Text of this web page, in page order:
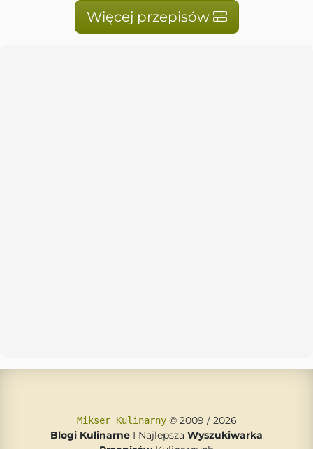
Więcej przepisów
Mikser Kulinarny© 2009 / 2026
Blogi Kulinarne I Najlepsza Wyszukiwarka